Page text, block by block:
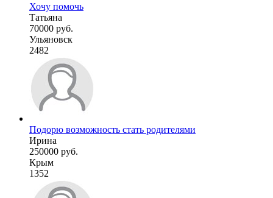
Хочу помочь
Татьяна
70000 руб.
Ульяновск
2482
Подорю возможность стать родителями
Ирина
250000 руб.
Крым
1352